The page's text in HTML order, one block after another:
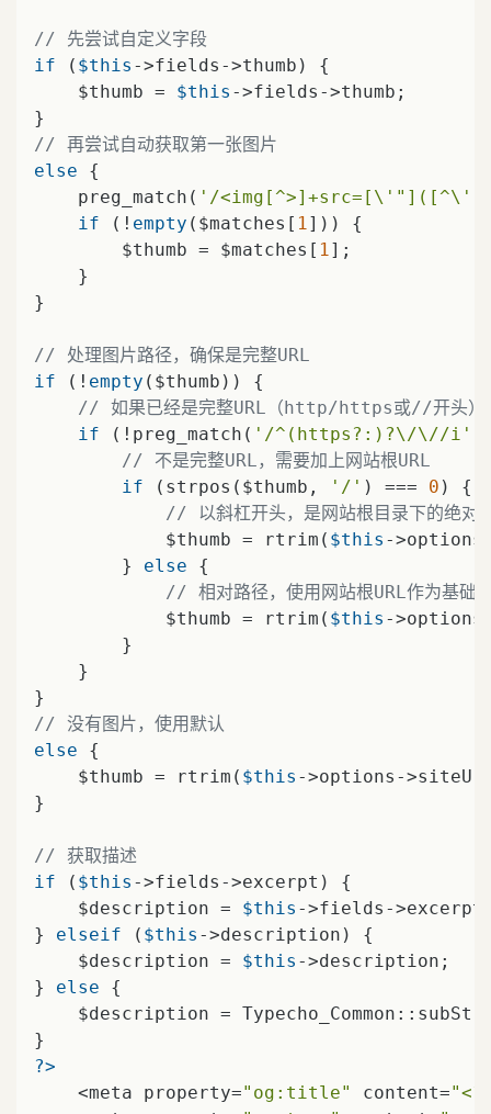
// 先尝试自定义字段
if ( $this ->fields->thumb) {
    $thumb =
$this ->fields->thumb;
// 再尝试自动获取第一张图片
else {
    preg_match(
'/
if (! empty ($matches[ 1])) {
        $thumb = $matches[
1];
    }
}
// 处理图片路径，确保是完整URL
if (! empty ($thumb)) {
// 如果已经是完整URL（http/https或//开头）
if (!preg_match( '/^(https?:)?\/\//i'
// 不是完整URL，需要加上网站根URL
if (strpos($thumb, '/' ) === 0 ) {
// 以斜杠开头，是网站根目录下的绝对
            $thumb = rtrim(
$this -
        }
else {
// 相对路径，使用网站根URL作为基础
            $thumb = rtrim(
$this -
        }
    }
// 没有图片，使用默认
else {
    $thumb = rtrim(
$this ->options-
}
// 获取描述
if ( $this ->fields->excerpt) {
    $description =
$this ->fields-
} elseif ( $this ->description) {
    $description =
$this ->description;
} else {
$description =
?>
    <meta property=
"og:title" content=